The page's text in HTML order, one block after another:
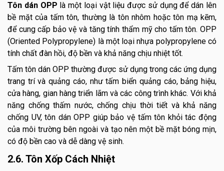
Tôn dán OPP là một loại vật liệu được sử dụng để dán lên
bề mặt của tấm tôn, thường là tôn nhôm hoặc tôn mạ kẽm,
để cung cấp bảo vệ và tăng tính thẩm mỹ cho tấm tôn. OPP
(Oriented Polypropylene) là một loại nhựa polypropylene có
tính chất đàn hồi, độ bền và khả năng chịu nhiệt tốt.
Tấm tôn dán OPP thường được sử dụng trong các ứng dụng
trang trí và quảng cáo, như tấm biển quảng cáo, bảng hiệu,
cửa hàng, gian hàng triển lãm và các công trình khác. Với khả
năng chống thấm nước, chống chịu thời tiết và khả năng
chống UV, tôn dán OPP giúp bảo vệ tấm tôn khỏi tác động
của môi trường bên ngoài và tạo nên một bề mặt bóng mịn,
có độ bền cao và dễ dàng vệ sinh.
2.6. Tôn Xốp Cách Nhiệt